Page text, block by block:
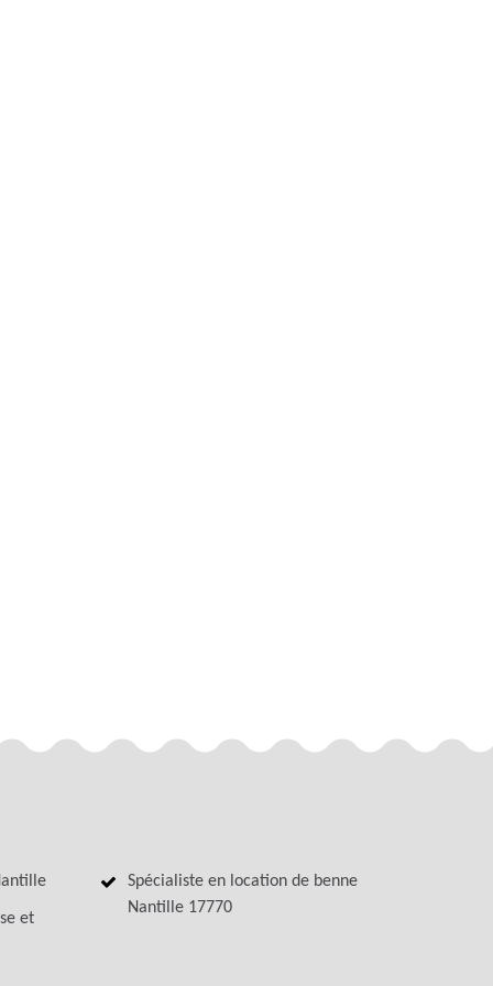
et
Spécialiste en location de benne
Nantille 17770